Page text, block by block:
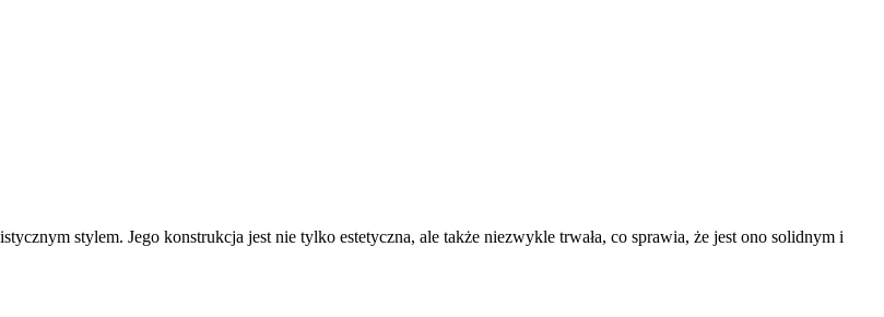
stylem. Jego konstrukcja jest nie tylko estetyczna, ale także niezwykle trwała, co sprawia, że jest ono solidnym i